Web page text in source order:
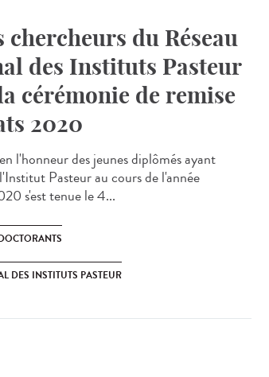
chercheurs du Réseau
des Instituts Pasteur
cérémonie de remise
2020
l'honneur des jeunes diplômés ayant
Pasteur au cours de l'année
s'est tenue le 4...
DES INSTITUTS PASTEUR